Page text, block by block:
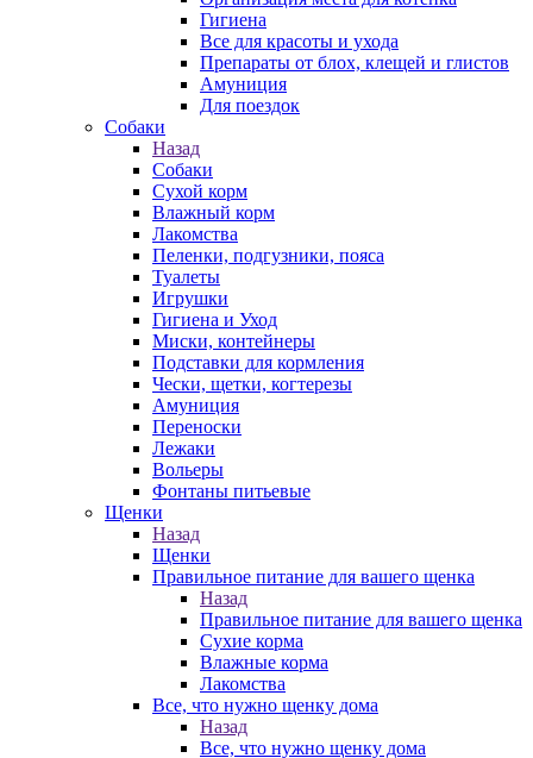
Гигиена
Все для красоты и ухода
Препараты от блох, клещей и глистов
Амуниция
Для поездок
Собаки
Назад
Собаки
Сухой корм
Влажный корм
Лакомства
Пеленки, подгузники, пояса
Туалеты
Игрушки
Гигиена и Уход
Миски, контейнеры
Подставки для кормления
Чески, щетки, когтерезы
Амуниция
Переноски
Лежаки
Вольеры
Фонтаны питьевые
Щенки
Назад
Щенки
Правильное питание для вашего щенка
Назад
Правильное питание для вашего щенка
Сухие корма
Влажные корма
Лакомства
Все, что нужно щенку дома
Назад
Все, что нужно щенку дома